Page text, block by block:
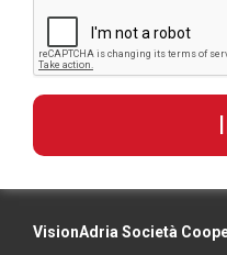
VisionAdria Società